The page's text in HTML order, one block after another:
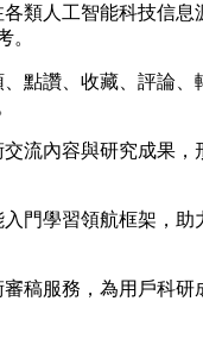
類人工智能科技信息
。
點讚、收藏、評論、
流內容與研究成果，
門學習領航框架，
稿服務，為用戶科研